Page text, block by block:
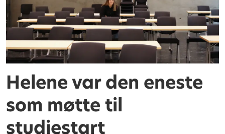
Helene var den eneste
som møtte til
studiestart